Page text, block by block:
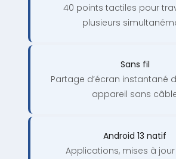
40 points tactiles pour
plusieurs
Sans fil
Partage d’écran instantané
appareil sans
Android 13 natif
Applications, mises à jour